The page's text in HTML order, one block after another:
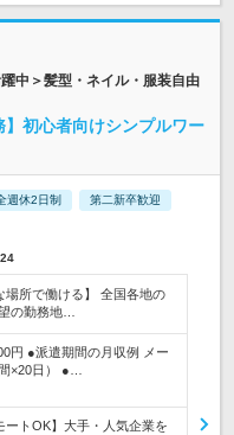
中＞髪型・ネイル・服装自由
初心者向けシンプルワー
週休2日制 第二新卒歓迎
所で働ける】 全国各地の
の勤務地…
円 ●派遣期間の月収例 メー
×20日） ●…
トOK】大手・人気企業を